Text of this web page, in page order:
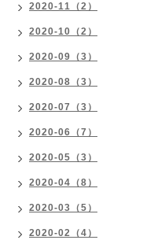
2020-11（2）
2020-10（2）
2020-09（3）
2020-08（3）
2020-07（3）
2020-06（7）
2020-05（3）
2020-04（8）
2020-03（5）
2020-02（4）